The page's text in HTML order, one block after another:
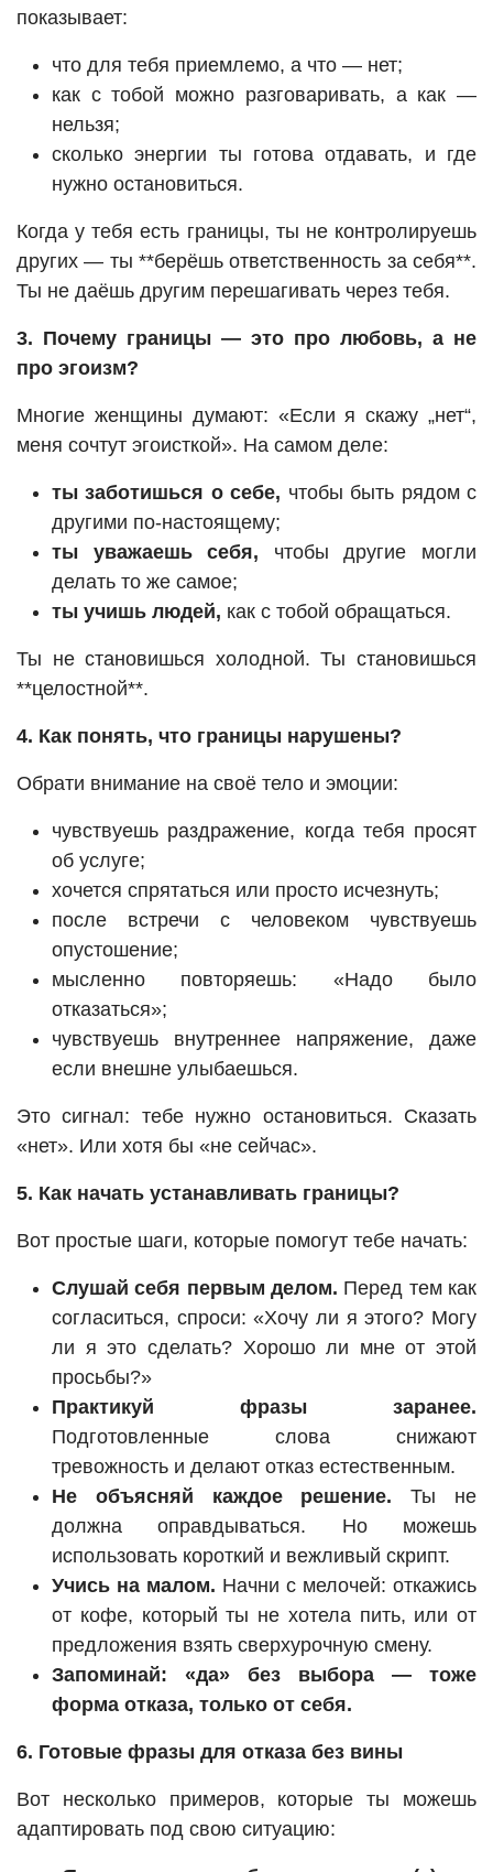
показывает:
что для тебя приемлемо, а что — нет;
как с тобой можно разговаривать, а как —
нельзя;
сколько энергии ты готова отдавать, и где
нужно остановиться.
Когда у тебя есть границы, ты не контролируешь
других — ты **берёшь ответственность за себя**.
Ты не даёшь другим перешагивать через тебя.
3. Почему границы — это про любовь, а не
про эгоизм?
Многие женщины думают: «Если я скажу „нет“,
меня сочтут эгоисткой». На самом деле:
ты заботишься о себе, чтобы быть рядом с
другими по-настоящему;
ты уважаешь себя, чтобы другие могли
делать то же самое;
ты учишь людей, как с тобой обращаться.
Ты не становишься холодной. Ты становишься
**целостной**.
4. Как понять, что границы нарушены?
Обрати внимание на своё тело и эмоции:
чувствуешь раздражение, когда тебя просят
об услуге;
хочется спрятаться или просто исчезнуть;
после встречи с человеком чувствуешь
опустошение;
мысленно повторяешь: «Надо было
отказаться»;
чувствуешь внутреннее напряжение, даже
если внешне улыбаешься.
Это сигнал: тебе нужно остановиться. Сказать
«нет». Или хотя бы «не сейчас».
5. Как начать устанавливать границы?
Вот простые шаги, которые помогут тебе начать:
Слушай себя первым делом. Перед тем как
согласиться, спроси: «Хочу ли я этого? Могу
ли я это сделать? Хорошо ли мне от этой
просьбы?»
Практикуй фразы заранее.
Подготовленные слова снижают
тревожность и делают отказ естественным.
Не объясняй каждое решение. Ты не
должна оправдываться. Но можешь
использовать короткий и вежливый скрипт.
Учись на малом. Начни с мелочей: откажись
от кофе, который ты не хотела пить, или от
предложения взять сверхурочную смену.
Запоминай: «да» без выбора — тоже
форма отказа, только от себя.
6. Готовые фразы для отказа без вины
Вот несколько примеров, которые ты можешь
адаптировать под свою ситуацию: